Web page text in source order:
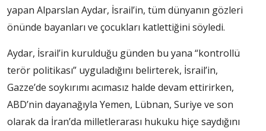
yapan Alparslan Aydar, İsrail’in, tüm dünyanın gözleri
önünde bayanları ve çocukları katlettiğini söyledi.
Aydar, İsrail’in kurulduğu günden bu yana “kontrollü
terör politikası” uyguladığını belirterek, İsrail’in,
Gazze’de soykırımı acımasız halde devam ettirirken,
ABD’nin dayanağıyla Yemen, Lübnan, Suriye ve son
olarak da İran’da milletlerarası hukuku hiçe saydığını